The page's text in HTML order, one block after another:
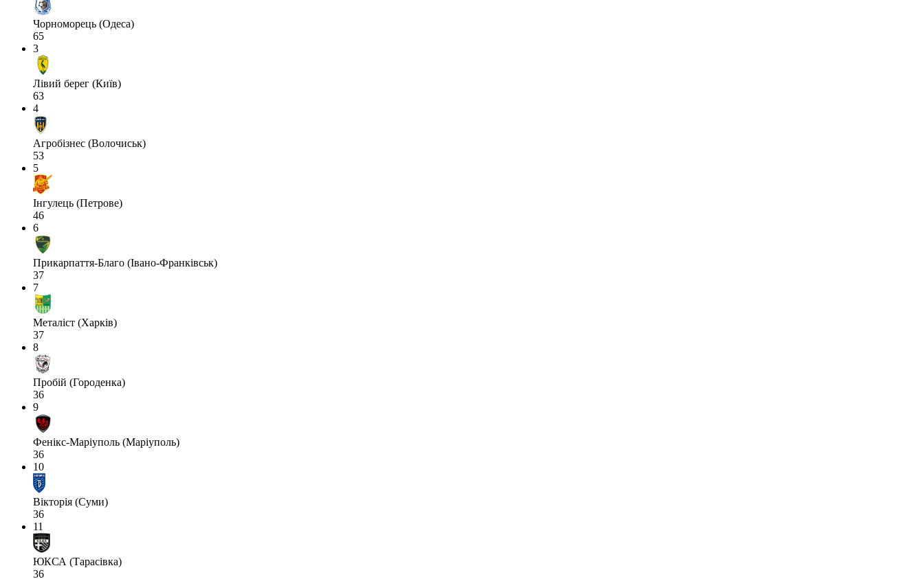
Чорноморець (Одеса)
65
3
Лівий берег (Київ)
63
4
Агробізнес (Волочиськ)
53
5
Інгулець (Петрове)
46
6
Прикарпаття-Благо (Івано-Франківськ)
37
7
Металіст (Харків)
37
8
Пробій (Городенка)
36
9
Фенікс-Маріуполь (Маріуполь)
36
10
Вікторія (Суми)
36
11
ЮКСА (Тарасівка)
36